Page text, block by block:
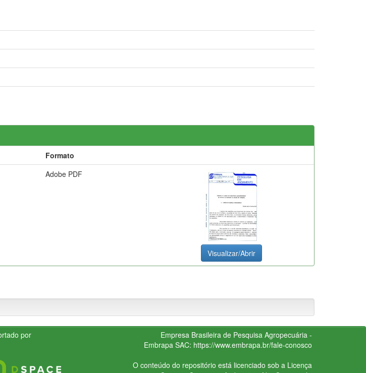
Formato
Adobe PDF
Visualizar/Abrir
por
Empresa Brasileira de Pesquisa Agropecuária -
Embrapa SAC: https://www.embrapa.br/fale-conosco
O conteúdo do repositório está licenciado sob a Licença